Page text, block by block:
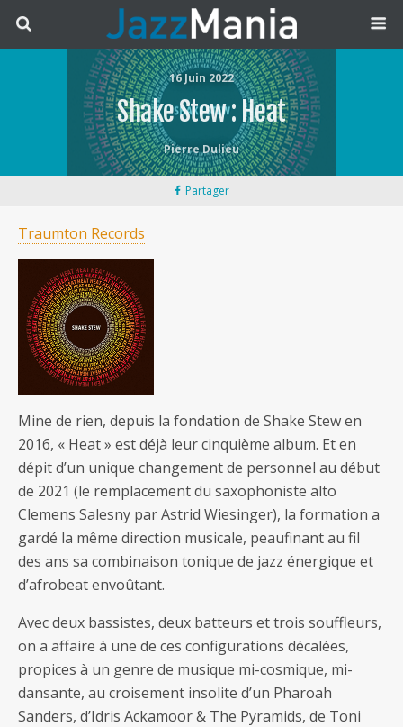
16 Juin 2022
Shake Stew : Heat
Pierre Dulieu
Partager
Traumton Records
Mine de rien, depuis la fondation de Shake Stew en
2016, « Heat » est déjà leur cinquième album. Et en
dépit d’un unique changement de personnel au début
de 2021 (le remplacement du saxophoniste alto
Clemens Salesny par Astrid Wiesinger), la formation a
gardé la même direction musicale, peaufinant au fil
des ans sa combinaison tonique de jazz énergique et
d’afrobeat envoûtant.
Avec deux bassistes, deux batteurs et trois souffleurs,
on a affaire à une de ces configurations décalées,
propices à un genre de musique mi-cosmique, mi-
dansante, au croisement insolite d’un Pharoah
Sanders, d’Idris Ackamoor & The Pyramids, de Toni